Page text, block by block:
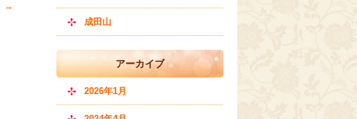
→
成田山
アーカイブ
2026年1月